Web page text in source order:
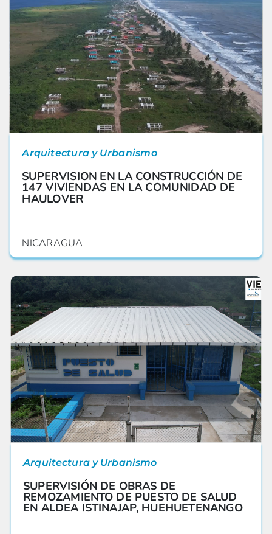
Arquitectura y Urbanismo
SUPERVISION EN LA CONSTRUCCIÓN DE
147 VIVIENDAS EN LA COMUNIDAD DE
HAULOVER
NICARAGUA
Arquitectura y Urbanismo
SUPERVISIÓN DE OBRAS DE
REMOZAMIENTO DE PUESTO DE SALUD
EN ALDEA ISTINAJAP, HUEHUETENANGO